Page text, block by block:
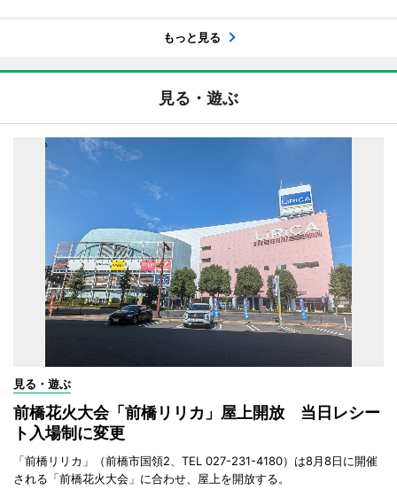
もっと見る
見る・遊ぶ
見る・遊ぶ
前橋花火大会「前橋リリカ」屋上開放 当日レシー
ト入場制に変更
「前橋リリカ」（前橋市国領2、TEL 027-231-4180）は8月8日に開催
される「前橋花火大会」に合わせ、屋上を開放する。